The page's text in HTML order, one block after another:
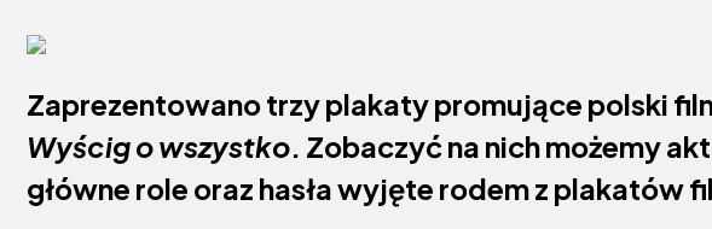
Zaprezentowano trzy plakaty promujące polski
Wyścig o wszystko. Zobaczyć na nich możemy
główne role oraz hasła wyjęte rodem z plakatów